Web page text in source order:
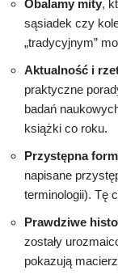
Obalamy mity,
sąsiadek czy
„tradycyjnym”
Aktualność i
praktyczne
badań
książki co roku.
Przystępna
napisane
terminologii). Tę
Prawdziwe
zostały
pokazują